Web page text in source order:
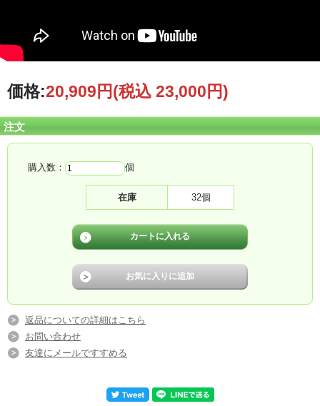
価格:20,909円(税込 23,000円)
注文
購入数： 個
在庫 32個
返品についての詳細はこちら
お問い合わせ
友達にメールですすめる